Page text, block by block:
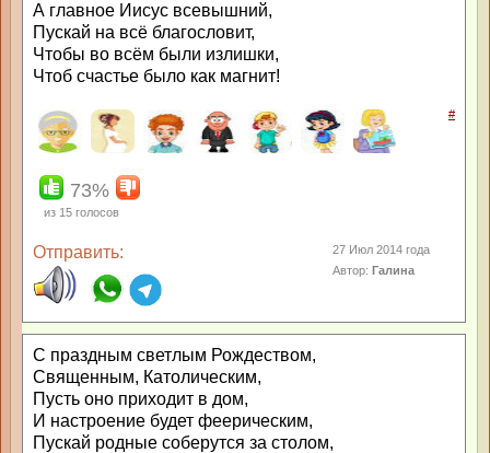
А главное Иисус всевышний,
Пускай на всё благословит,
Чтобы во всём были излишки,
Чтоб счастье было как магнит!
#
73%
из 15 голосов
Отправить:
27 Июл 2014 года
Автор:Галина
С праздным светлым Рождеством,
Священным, Католическим,
Пусть оно приходит в дом,
И настроение будет феерическим,
Пускай родные соберутся за столом,